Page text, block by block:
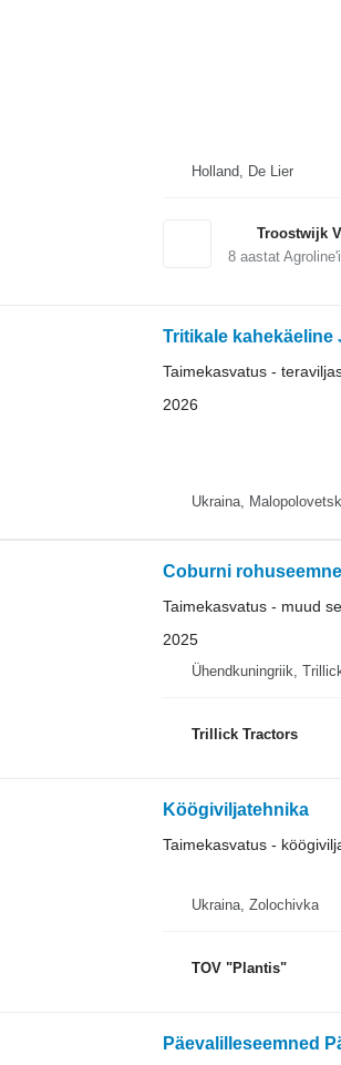
Holland, De Lier
Troostwijk
8aastat
Tritikale kahekäeline
Taimekasvatus -
2026
Ukraina,
Coburni
Taimekasvatus - muud
2025
Ühendkuningriik,
Trillick Tractors
Köögiviljatehnika
Taimekasvatus -
Ukraina, Zolochivka
TOV "Plantis"
Päevalilleseemned